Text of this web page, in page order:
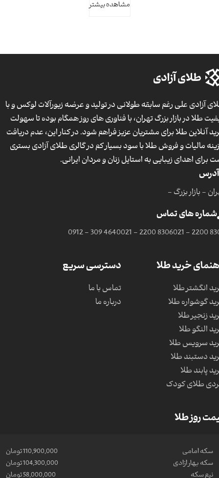
مشاهده بیشتر
آزادی علی رغم سابقه طولانی در تولید و عرضه زیورآلات لوکس و با
طلا در بازار بزرگ تهران، با فناوری های روز همگام بوده تا سهولت
آنلاین طلا برای مشتریان عزیز فراهم شود. در کنار این، عدم دریافت
مالیات و فروش طلا با سود بسیار کم در گالری طلای آزادی بستری
برای اهدای زیبایی به استایل زنان و مردان ایرانی.
آدرس
- بازار بزرگ -
شماره های تماس
021 - 2200
021 - 2200 8306
0912 - 309 4640
خرید طلا
انگشتر طلا
گوشواره طلا
زنجیر طلا
النگو طلا
سرویس طلا
دستبند طلا
پابند طلا
طلای کودک
دسترسی سریع
تماس با ما
درباره ما
روز طلا
سکه امامی
110,900,000 تومان
سکه بهار ازادی
104,300,000 تومان
نیم سکه
58,000,000 تومان